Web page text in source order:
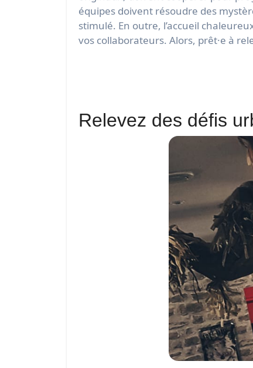
équipes doivent résoudre des
stimulé. En outre, l’accueil
vos collaborateurs. Alors, prêt·e à
Relevez des défis